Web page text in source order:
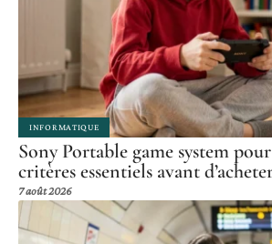
INFORMATIQUE
Sony Portable game system
critères essentiels avant
7 août 2026